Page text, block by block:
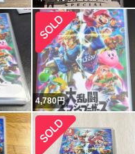
4,780円